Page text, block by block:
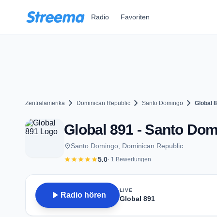
Radio Favoriten
Zentralamerika chevron_right Dominican Republic chevron_right Santo Domingo chevron_right Global
Global 891 - Santo
placeSanto Domingo, Dominican Republic
starstarstarstarstar5.0· 1 Bewertungen
play_arrow Radio hören
LIVE
Global 891